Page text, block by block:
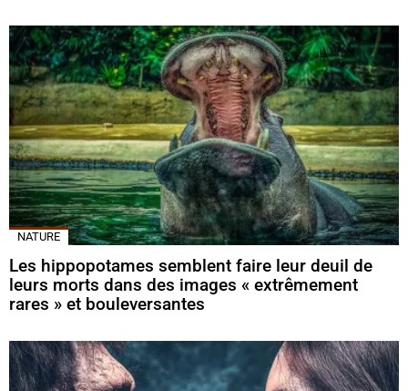
NATURE
Les hippopotames semblent faire leur deuil de
leurs morts dans des images « extrêmement
rares » et bouleversantes